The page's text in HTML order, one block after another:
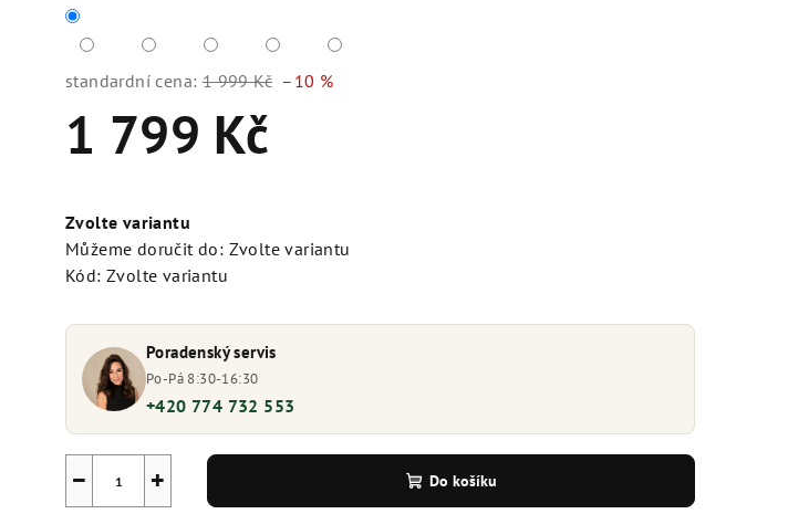
standardní cena: 1 999 Kč –10 %
1 799 Kč
cena:
Zvolte variantu
Můžeme doručit do: Zvolte variantu
Kód: Zvolte variantu
Poradenský servis
Po-Pá 8:30-16:30
+420 774 732 553
+
− Do košíku